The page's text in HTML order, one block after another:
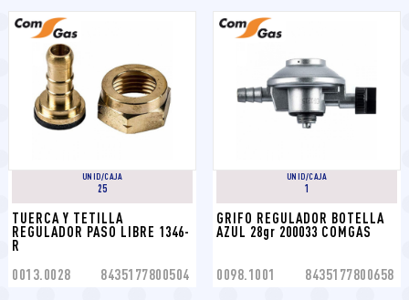
UNID/CAJA
25
TUERCA Y TETILLA
REGULADOR PASO LIBRE 1346-
R
0013.0028 8435177800504
UNID/CAJA
1
GRIFO REGULADOR BOTELLA
AZUL 28gr 200033 COMGAS
0098.1001 8435177800658